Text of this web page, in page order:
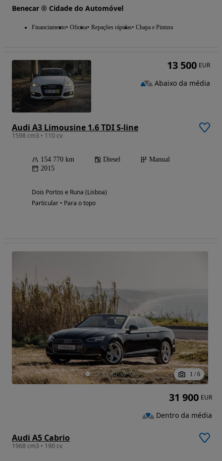
Benecar ® Cidade do Automóvel
Financiamento Oficina Repações rápidas Chapa e Pintura
Audi A3 Limousine 1.6 TDI S-line
1598 cm3 • 110 cv
154 770 km Diesel
Manual
2015
Dois Portos e Runa (Lisboa)
Particular • Para o topo
13 500 EUR
Abaixo da média
1 / 6
Audi A5 Cabrio
1968 cm3 • 190 cv
31 900 EUR
Dentro da média